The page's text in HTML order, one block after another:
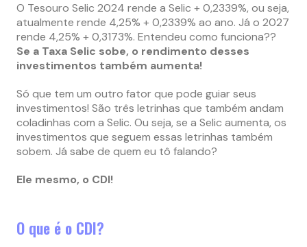
O Tesouro Selic 2024 rende a Selic + 0,2339%, ou seja,
atualmente rende 4,25% + 0,2339% ao ano. Já o 2027
rende 4,25% + 0,3173%. Entendeu como funciona??
Se a Taxa Selic sobe, o rendimento desses
investimentos também aumenta!
Só que tem um outro fator que pode guiar seus
investimentos! São três letrinhas que também andam
coladinhas com a Selic. Ou seja, se a Selic aumenta, os
investimentos que seguem essas letrinhas também
sobem. Já sabe de quem eu tô falando?
Ele mesmo, o CDI!
O que é o CDI?